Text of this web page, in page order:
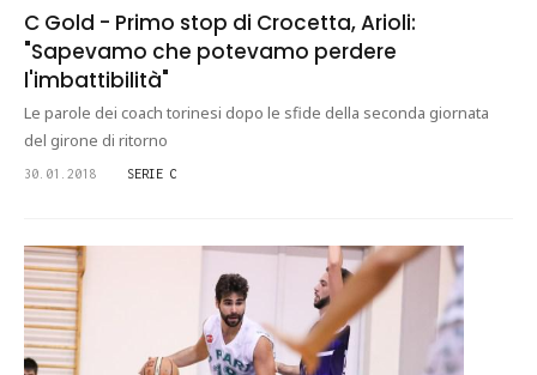
C Gold - Primo stop di Crocetta, Arioli:
"Sapevamo che potevamo perdere
l'imbattibilità"
Le parole dei coach torinesi dopo le sfide della seconda giornata
del girone di ritorno
30.01.2018 SERIE C